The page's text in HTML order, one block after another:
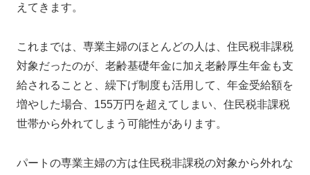
えてきます。
これまでは、専業主婦のほとんどの人は、住民税非課税
対象だったのが、老齢基礎年金に加え老齢厚生年金も支
給されることと、繰下げ制度も活用して、年金受給額を
増やした場合、155万円を超えてしまい、住民税非課税
世帯から外れてしまう可能性があります。
パートの専業主婦の方は住民税非課税の対象から外れな